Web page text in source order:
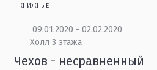
КНИЖНЫЕ
09.01.2020 - 02.02.2020
Холл 3 этажа
Чехов - несравненный